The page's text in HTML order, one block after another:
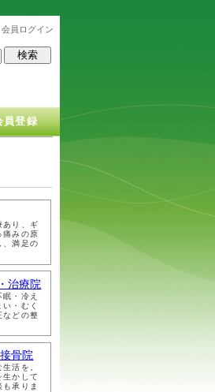
会員ログイン
員登録
り、ギ
痛みの原
、満足の
治療院
・冷え
・むく
などの整
骨院
活を。
かして
承りま